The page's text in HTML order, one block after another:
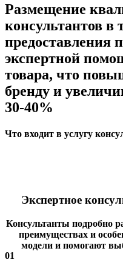
Размещение
консультантов в
предоставления
экспертной
товара, что
бренду и
30-40%
Что входит в услугу
Экспертное
Консультанты подробно
преимуществах и
модели и помогают
01